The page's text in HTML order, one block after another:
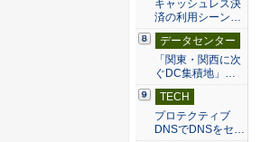
キャッシュレス決
済の利用シーン…
データセンター
「関東・関西に次
ぐDC集積地」…
TECH
プロテクティブ
DNSでDNSをセ…